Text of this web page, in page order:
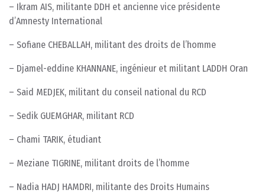
– Ikram AIS, militante DDH et ancienne vice présidente
d’Amnesty International
– Sofiane CHEBALLAH, militant des droits de l’homme
– Djamel-eddine KHANNANE, ingénieur et militant LADDH Oran
– Said MEDJEK, militant du conseil national du RCD
– Sedik GUEMGHAR, militant RCD
– Chami TARIK, étudiant
– Meziane TIGRINE, militant droits de l’homme
– Nadia HADJ HAMDRI, militante des Droits Humains